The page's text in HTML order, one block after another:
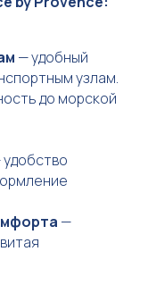
— удобный
узлам.
до морской
—